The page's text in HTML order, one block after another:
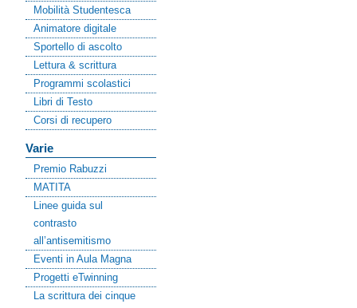
Mobilità Studentesca
Animatore digitale
Sportello di ascolto
Lettura & scrittura
Programmi scolastici
Libri di Testo
Corsi di recupero
Varie
Premio Rabuzzi
MATITA
Linee guida sul
contrasto
all’antisemitismo
Eventi in Aula Magna
Progetti eTwinning
La scrittura dei cinque